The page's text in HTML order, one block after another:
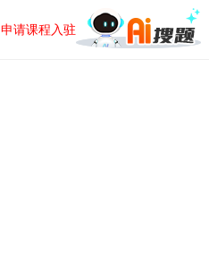
申请课程入驻